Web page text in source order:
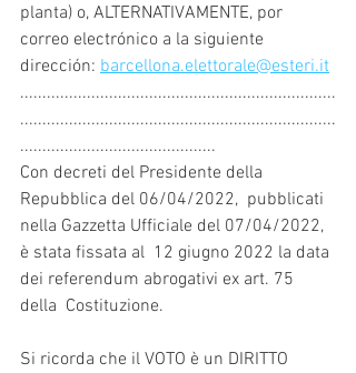
planta) o, ALTERNATIVAMENTE, por
correo electrónico a la siguiente
dirección: barcellona.elettorale@esteri.it
.......................................................................
.......................................................................
............................................
Con decreti del Presidente della
Repubblica del 06/04/2022,  pubblicati
nella Gazzetta Ufficiale del 07/04/2022,
è stata fissata al  12 giugno 2022 la data
dei referendum abrogativi ex art. 75
della  Costituzione.
Si ricorda che il VOTO è un DIRITTO